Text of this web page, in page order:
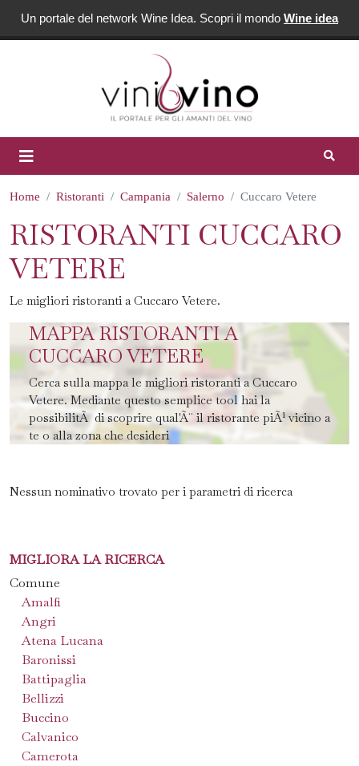
Un portale del network Wine Idea. Scopri il mondo Wine idea
Home Ristoranti Campania Salerno Cuccaro Vetere
RISTORANTI CUCCARO
VETERE
Le migliori ristoranti a Cuccaro Vetere.
MAPPA RISTORANTI A
CUCCARO VETERE
Cerca sulla mappa le migliori ristoranti a Cuccaro
Vetere. Mediante questo semplice tool hai la
possibilitÃ di scoprire qual'Ã¨ il ristorante piÃ¹ vicino a
te o alla zona che desideri
Nessun nominativo trovato per i parametri di ricerca
MIGLIORA LA RICERCA
Comune
Amalfi
Angri
Atena Lucana
Baronissi
Battipaglia
Bellizzi
Buccino
Calvanico
Camerota